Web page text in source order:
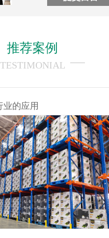
推荐案例
TESTIMONIAL
业的应用